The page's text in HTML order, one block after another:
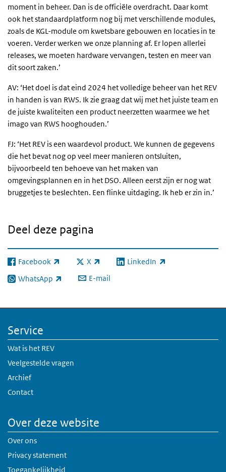
moment in beheer. Dan is de officiële overdracht. Daar komt
ook het standaardplatform nog bij met verschillende modules,
zoals de KGL-module om kwetsbare gebouwen en locaties in te
voeren. Verder werken we onze planning af. Er lopen allerlei
releases, we moeten hardware vervangen, testen en meer van
dit soort zaken.’
AV: ‘Het doel is dat eind 2024 het volledige beheer van het REV
in handen is van RWS. Ik zie graag dat wij met het juiste team en
de juiste kwaliteiten een product neerzetten waarmee we het
imago van RWS hooghouden.’
FJ: ‘Het REV is een waardevol product. We kunnen de gegevens
die het bevat nog op veel meer manieren ontsluiten,
bijvoorbeeld ten behoeve van het maken van
omgevingsplannen en in het DSO. Alleen eerst zijn er nog wat
bruggetjes te beslechten. Een flinke uitdaging. Ik heb er zin in.’
Deel deze pagina
Facebook
(externe link) X
(externe link) LinkedIn
(externe link)
WhatsApp
(externe link) E-mail
Service
Wat is het REV
Veelgestelde vragen
Archief
Contact
Over deze website
Over ons
Privacy statement
Toegankelijkheid